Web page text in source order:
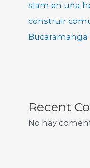
slam en una
construir
Bucaramanga
Recent
No hay